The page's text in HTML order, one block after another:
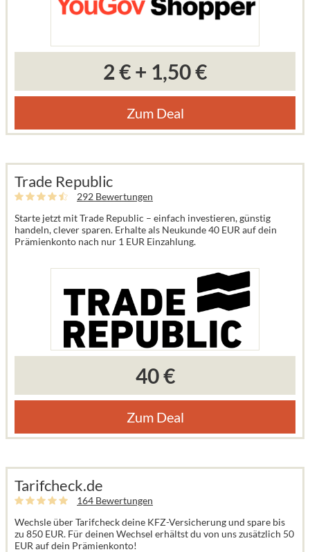
2 €+ 1,50 €
Zum Deal
Trade Republic
292 Bewertungen
Starte jetzt mit Trade Republic – einfach investieren, günstig
handeln, clever sparen. Erhalte als Neukunde 40 EUR auf dein
Prämienkonto nach nur 1 EUR Einzahlung.
40 €
Zum Deal
Tarifcheck.de
164 Bewertungen
Wechsle über Tarifcheck deine KFZ-Versicherung und spare bis
zu 850 EUR. Für deinen Wechsel erhältst du von uns zusätzlich 50
EUR auf dein Prämienkonto!